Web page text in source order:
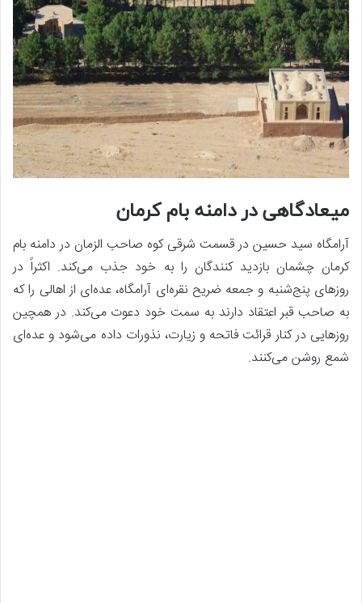
میعادگاهی در دامنه بام کرمان
آرامگاه سید حسین در قسمت شرقی کوه صاحب الزمان در دامنه بام
کرمان چشمان بازدید کنندگان را به خود جذب می‌کند. اکثراً در
روزهای پنج‌شنبه و جمعه ضریح نقره‌ای آرامگاه، عده‌ای از اهالی را که
به صاحب قبر اعتقاد دارند به سمت خود دعوت می‌کند. در همچین
روزهایی در کنار قرائت فاتحه و زیارت، نذورات داده می‌شود و عده‌ای
شمع روشن می‌کنند.